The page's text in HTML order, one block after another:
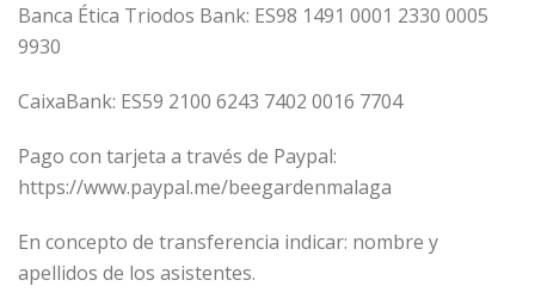
Banca Ética Triodos Bank: ES98 1491 0001 2330 0005
9930
CaixaBank: ES59 2100 6243 7402 0016 7704
Pago con tarjeta a través de Paypal:
https://www.paypal.me/beegardenmalaga
En concepto de transferencia indicar: nombre y
apellidos de los asistentes.